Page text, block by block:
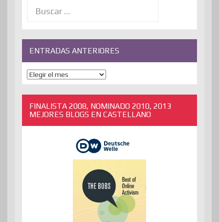
ENTRADAS ANTERIORES
ENTRADAS
ANTERIORES
FINALISTA 2008, NOMINADO 2010, 2013
MEJORES BLOGS EN CASTELLANO